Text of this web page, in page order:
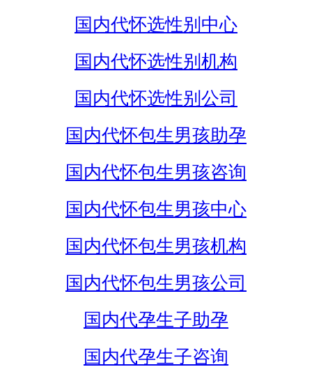
国内代怀选性别中心
国内代怀选性别机构
国内代怀选性别公司
国内代怀包生男孩助孕
国内代怀包生男孩咨询
国内代怀包生男孩中心
国内代怀包生男孩机构
国内代怀包生男孩公司
国内代孕生子助孕
国内代孕生子咨询